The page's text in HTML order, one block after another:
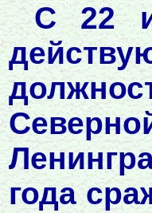
С 22
года